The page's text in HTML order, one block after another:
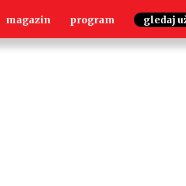
magazin program gledaj